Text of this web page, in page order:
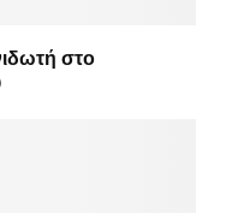
στο